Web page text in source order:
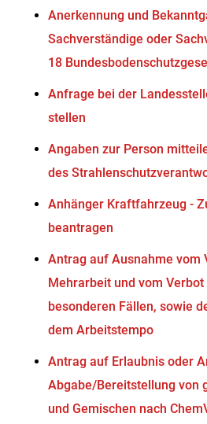
Anerkennung und
Sachverständige oder
18
Anfrage bei der
stellen
Angaben zur Person
des
Anhänger Kraftfahrzeug -
beantragen
Antrag auf Ausnahme vom
Mehrarbeit und vom
besonderen Fällen, sowie
dem Arbeitstempo
Antrag auf Erlaubnis oder
Abgabe/Bereitstellung von
und Gemischen nach